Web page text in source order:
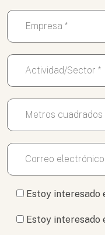
Estoy interesado
Estoy interesado